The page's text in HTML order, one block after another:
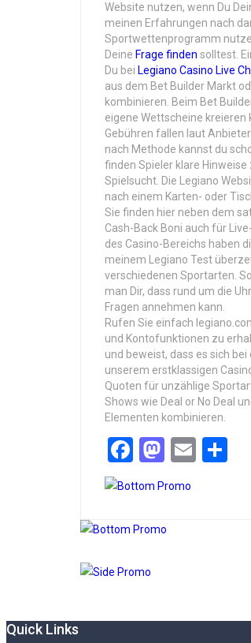
Website nutzen, wenn Du
meinen Erfahrungen nach
Sportwettenprogramm
Deine Frage finden solltest.
Du bei Legiano Casino Live
aus dem Bet Builder Markt
kombinieren. Beim Bet
eigene Wettscheine kreieren
Gebühren fallen laut
nach Methode kannst du
finden Spieler klare
Spielsucht. Die Legiano
nach einem Karten- oder
Sie finden hier neben dem
Cash-Back Boni auch für
des Casino-Bereichs haben
meinem Legiano Test
verschiedenen Sportarten.
man Dir, dass rund um die
Fragen annehmen kann.
Rufen Sie einfach
und Kontofunktionen zu
und beweist, dass es sich
unserem erstklassigen
Quoten für unzählige
Shows wie Deal or No Deal
Elementen kombinieren.
Facebook
Email
Quick Links